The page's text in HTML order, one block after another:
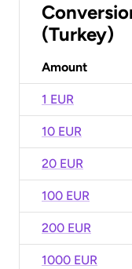
(Turkey)
Amount
1 EUR
10 EUR
20 EUR
100 EUR
200 EUR
1000 EUR